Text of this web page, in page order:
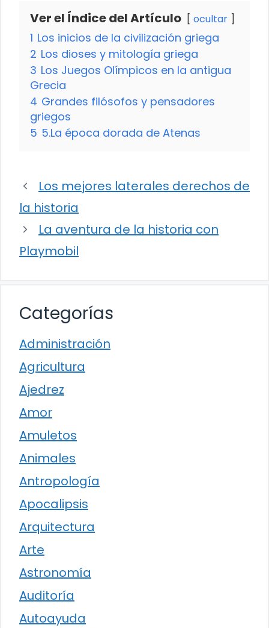
Ver el Índice del Artículo ocultar
1 Los inicios de la civilización griega
2 Los dioses y mitología griega
3 Los Juegos Olímpicos en la antigua
Grecia
4 Grandes filósofos y pensadores
griegos
5 5.La época dorada de Atenas
Los mejores laterales derechos de
la historia
La aventura de la historia con
Playmobil
Categorías
Administración
Agricultura
Ajedrez
Amor
Amuletos
Animales
Antropología
Apocalipsis
Arquitectura
Arte
Astronomía
Auditoría
Autoayuda